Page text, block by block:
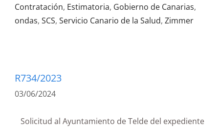
Contratación, Estimatoria, Gobierno de Canarias,
ondas, SCS, Servicio Canario de la Salud, Zimmer
R734/2023
03/06/2024
Solicitud al Ayuntamiento de Telde del expediente